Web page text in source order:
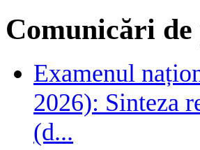
Comunicări
Examenul
2026): Sinteza
(d...